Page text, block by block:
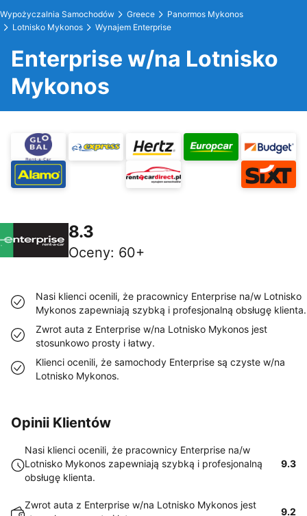
Wypożyczalnia Samochodów Greece
Panormos Mykonos
Lotnisko Mykonos
Wynajem Enterprise
Enterprise w/na Lotnisko
Mykonos
8.3
Oceny: 60+
Nasi klienci ocenili, że pracownicy Enterprise na/w Lotnisko
Mykonos zapewniają szybką i profesjonalną obsługę klienta.
Zwrot auta z Enterprise w/na Lotnisko Mykonos jest
stosunkowo prosty i łatwy.
Klienci ocenili, że samochody Enterprise są czyste w/na
Lotnisko Mykonos.
Opinii Klientów
Nasi klienci ocenili, że pracownicy Enterprise na/w
Lotnisko Mykonos zapewniają szybką i profesjonalną
obsługę klienta.
9.3
Zwrot auta z Enterprise w/na Lotnisko Mykonos jest
9.2